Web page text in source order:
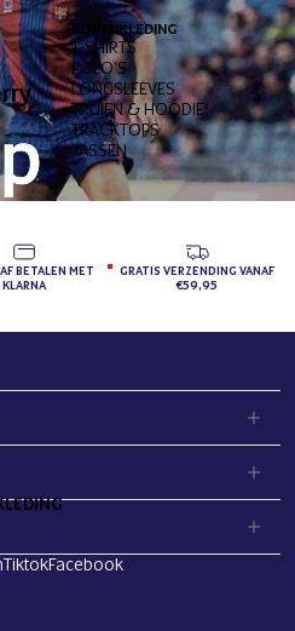
BOVENKLEDING
T-SHIRTS
POLO'S
LONGSLEEVES
TRUIEN & HOODIES
TRACKTOPS
JASSEN
KORTE
BETALEN MET
KLARNA
GRATIS VERZENDING VANAF
€59,95
TiktokFacebook